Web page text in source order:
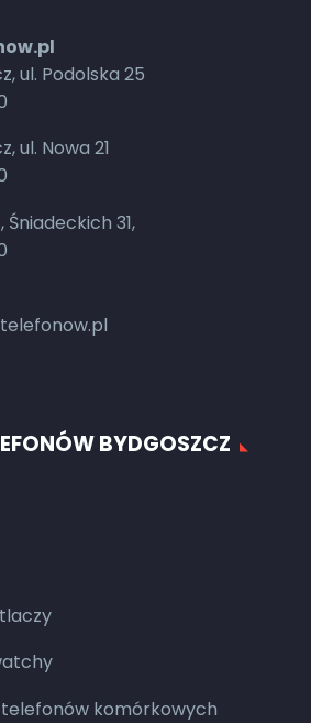
ul. Podolska 25
ul. Nowa 21
Śniadeckich 31,
BYDGOSZCZ
komórkowych